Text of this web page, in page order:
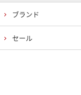
ブランド
セール